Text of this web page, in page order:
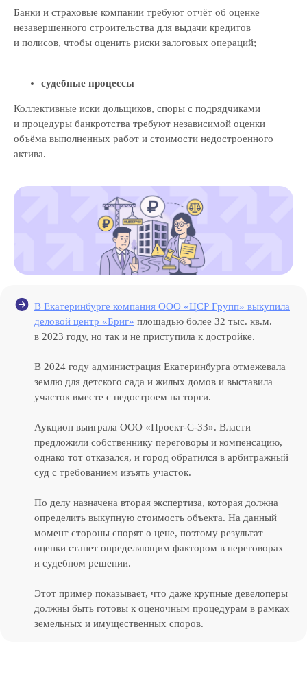
Банки и страховые компании требуют отчёт об оценке
незавершенного строительства для выдачи кредитов
и полисов, чтобы оценить риски залоговых операций;
судебные процессы
Коллективные иски дольщиков, споры с подрядчиками
и процедуры банкротства требуют независимой оценки
объёма выполненных работ и стоимости недостроенного
актива.
В Екатеринбурге компания ООО «ЦСР Групп» выкупила
деловой центр «Бриг» площадью более 32 тыс. кв.м.
в 2023 году, но так и не приступила к достройке.
В 2024 году администрация Екатеринбурга отмежевала
землю для детского сада и жилых домов и выставила
участок вместе с недостроем на торги.
Аукцион выиграла ООО «Проект‑С‑33». Власти
предложили собственнику переговоры и компенсацию,
однако тот отказался, и город обратился в арбитражный
суд с требованием изъять участок.
По делу назначена вторая экспертиза, которая должна
определить выкупную стоимость объекта. На данный
момент стороны спорят о цене, поэтому результат
оценки станет определяющим фактором в переговорах
и судебном решении.
Этот пример показывает, что даже крупные девелоперы
должны быть готовы к оценочным процедурам в рамках
земельных и имущественных споров.